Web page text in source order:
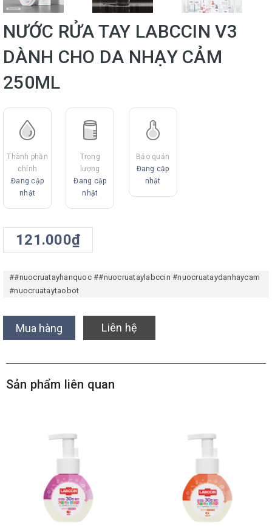
NƯỚC RỬA TAY LABCCIN V3
DÀNH CHO DA NHẠY CẢM
250ML
Thành phần
chính
Đang cập
nhật
Trọng
lượng
Đang cập
nhật
Bảo quản
Đang cập
nhật
121.000₫
##nuocruatayhanquoc ##nuocruataylabccin #nuocruataydanhaycam
#nuocruataytaobot
Mua hàng Liên hệ
Sản phẩm liên quan